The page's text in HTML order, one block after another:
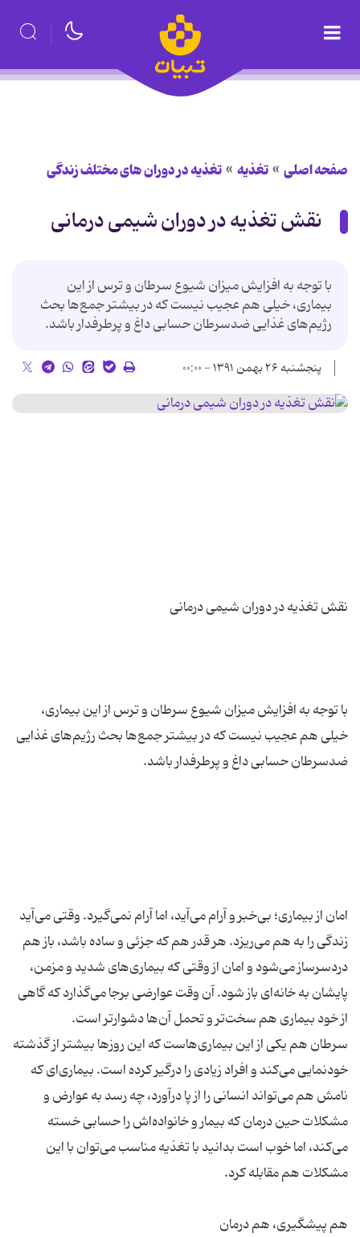
صفحه اصلی تغذیه تغذیه در دوران های مختلف زندگی
نقش تغذیه در دوران شیمی درمانی
با توجه به افزایش میزان شیوع سرطان و ترس از این
بیماری، خیلی هم عجیب نیست که در بیشتر جمع‌ها بحث
رژیم‌های غذایی ضدسرطان حسابی داغ و پرطرفدار باشد.
پنجشنبه ۲۶ بهمن ۱۳۹۱ - ۰۰:۰۰
با توجه به افزایش میزان شیوع سرطان و ترس از این بیماری،
خیلی هم عجیب نیست که در بیشتر جمع‌ها بحث رژیم‌های غذایی
امان از بیماری؛ بی‌خبر و آرام می‌آید، اما آرام نمی‌گیرد. وقتی می‌آید
زندگی را به هم می‌ریزد. هر قدر هم که جزئی و ساده باشد، باز هم
دردسرساز می‌شود و امان از وقتی که بیماری‌های شدید و مزمن،
پایشان به خانه‌ای باز شود. آن وقت عوارضی برجا می‌گذارد که گاهی
سرطان هم یکی از این بیماری‌هاست که این روزها بیشتر از گذشته
خودنمایی می‌کند و افراد زیادی را درگیر کرده است. بیماری‌ای که
نامش هم می‌تواند انسانی را از پا درآورد، چه رسد به عوارض و
مشکلات حین درمان که بیمار و خانواده‌اش را حسابی خسته
می‌کند، اما خوب است بدانید با تغذیه مناسب می‌توان با این